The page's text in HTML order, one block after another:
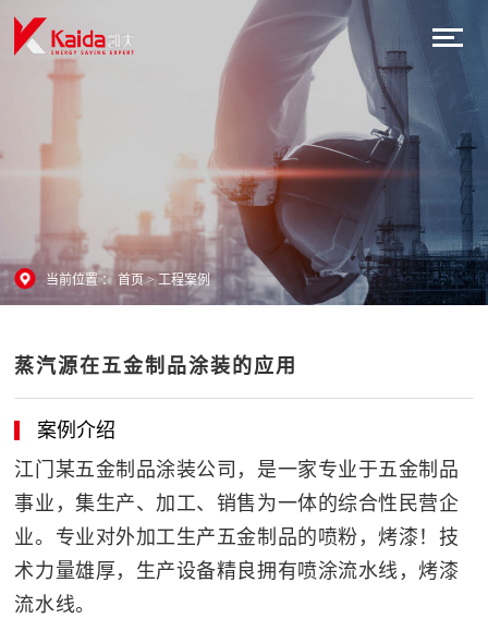
当前位置 ：首页>工程案例
蒸汽源在五金制品涂装的应用
案例介绍
江门某五金制品涂装公司，是一家专业于五金制品
事业，集生产、加工、销售为一体的综合性民营企
业。专业对外加工生产五金制品的喷粉，烤漆！技
术力量雄厚，生产设备精良拥有喷涂流水线，烤漆
流水线。